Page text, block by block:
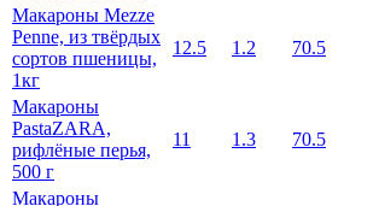
Макароны Mezze
Penne, из твёрдых
сортов пшеницы,
1кг
12.5 1.2 70.5
Макароны
PastaZARA,
рифлёные перья,
500 г
11 1.3 70.5
Макароны